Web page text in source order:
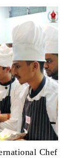
Chef